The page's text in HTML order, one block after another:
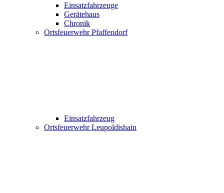
Einsatzfahrzeuge
Gerätehaus
Chronik
Ortsfeuerwehr Pfaffendorf
Einsatzfahrzeug
Ortsfeuerwehr Leupoldishain